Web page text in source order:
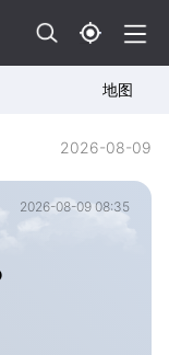
地图
2026-08-09
2026-08-09 08:35